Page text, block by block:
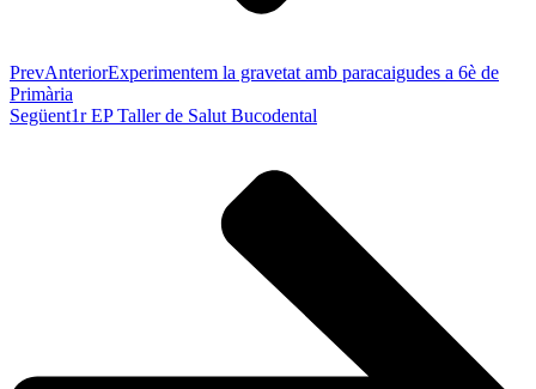
PrevAnteriorExperimentem la gravetat amb paracaigudes a 6è de
Primària
Següent1r EP Taller de Salut Bucodental